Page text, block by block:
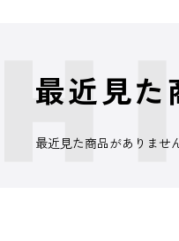
最近見た
最近見た商品がありませ